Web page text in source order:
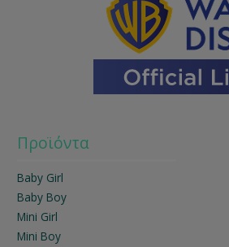
Προϊόντα
Baby Girl
Baby Boy
Mini Girl
Mini Boy